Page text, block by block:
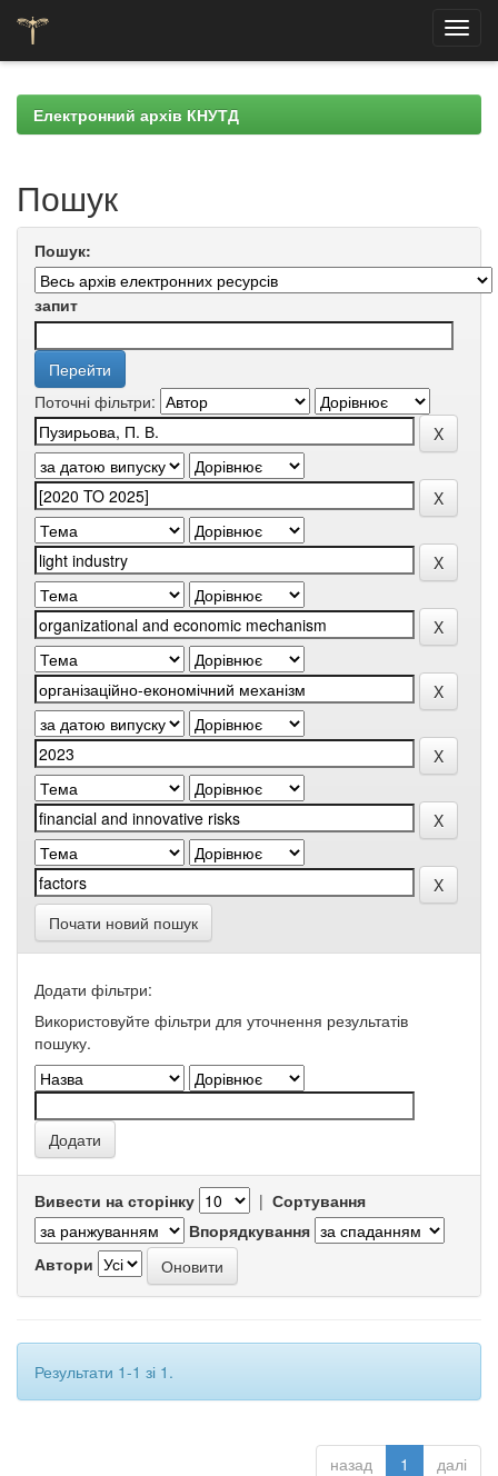
navigationЕлектронний архів КНУТД
Пошук
Пошук:
запит
Поточні фільтри:
Почати новий пошук
Додати фільтри:
Використовуйте фільтри для уточнення результатів
пошуку.
Вивести на сторінку | Сортування
Впорядкування
Автори
Результати 1-1 зі 1.
назад 1 далі